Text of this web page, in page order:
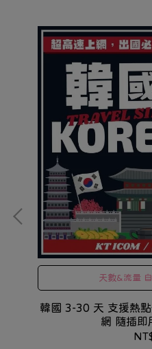
天數&流量
韓國 3-30 天 支援熱
網 隨插即